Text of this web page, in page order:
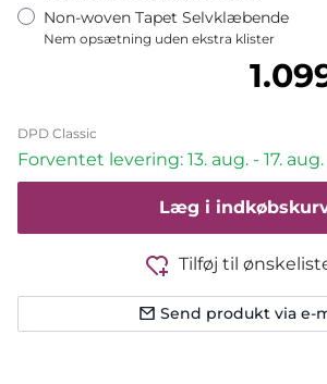
Non-woven Tapet Selvklæbende
Nem opsætning uden ekstra klister
DPD Classic
Forventet levering: 13. aug. - 17. aug.
Læg i
Tilføj til
Send produkt via e-